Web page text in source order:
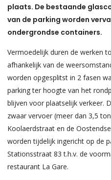
plaats. De bestaande
van de parking worden
ondergrondse containers.
Vermoedelijk duren de werken
afhankelijk van de
worden opgesplitst in 2 fasen
parking ter hoogte van het
blijven voor plaatselijk verkeer.
zwaar vervoer (meer dan 3,5
Koolaerdstraat en de
worden tijdelijk ingericht op de
Stationsstraat 83 t.h.v. de
restaurant La Gare.